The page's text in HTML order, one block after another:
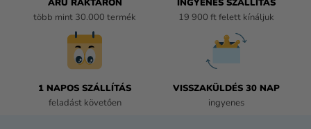
ÁRU RAKTÁRON
több mint 30.000 termék
INGYENES SZÁLLÍTÁS
19 900 ft felett kínáljuk
1 NAPOS SZÁLLÍTÁS
feladást követően
VISSZAKÜLDÉS 30 NAP
ingyenes